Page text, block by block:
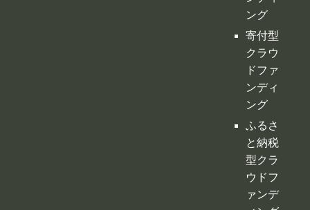
ング
寄付型
クラウ
ドファ
ンディ
ング
ふるさ
と納税
型クラ
ウドフ
ァンデ